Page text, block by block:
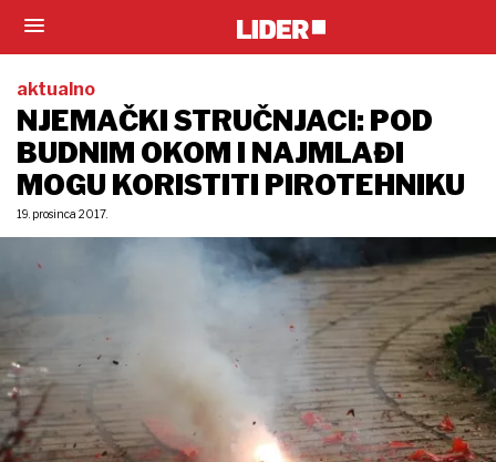
aktualno
NJEMAČKI STRUČNJACI: POD
BUDNIM OKOM I NAJMLAĐI
MOGU KORISTITI PIROTEHNIKU
19. prosinca 2017.